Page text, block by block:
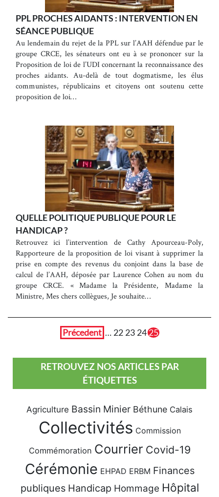
PPL PROCHES AIDANTS : INTERVENTION EN
SÉANCE PUBLIQUE
Au lendemain du rejet de la PPL sur l’AAH défendue par le
groupe CRCE, les sénateurs ont eu à se prononcer sur la
Proposition de loi de l’UDI concernant la reconnaissance des
proches aidants. Au-delà de tout dogmatisme, les élus
communistes, républicains et citoyens ont soutenu cette
proposition de loi…
QUELLE POLITIQUE PUBLIQUE POUR LE
HANDICAP ?
Retrouvez ici l’intervention de Cathy Apourceau-Poly,
Rapporteure de la proposition de loi visant à supprimer la
prise en compte des revenus du conjoint dans la base de
calcul de l’AAH, déposée par Laurence Cohen au nom du
groupe CRCE. « Madame la Présidente, Madame la
Ministre, Mes chers collègues, Je souhaite…
Précedent … 22 23 2425
RETROUVEZ NOS ARTICLES PAR
ÉTIQUETTES
Agriculture Bassin Minier Béthune Calais
Collectivités Commission
Commémoration Courrier Covid-19
Cérémonie EHPAD ERBM Finances
publiques Handicap Hommage Hôpital